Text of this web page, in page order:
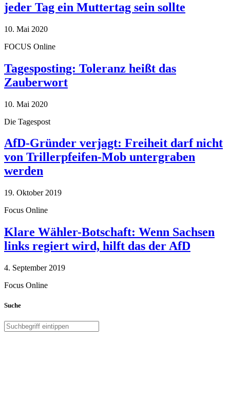
jeder Tag ein Muttertag sein sollte
10. Mai 2020
FOCUS Online
Tagesposting: Toleranz heißt das
Zauberwort
10. Mai 2020
Die Tagespost
AfD-Gründer verjagt: Freiheit darf nicht
von Trillerpfeifen-Mob untergraben
werden
19. Oktober 2019
Focus Online
Klare Wähler-Botschaft: Wenn Sachsen
links regiert wird, hilft das der AfD
4. September 2019
Focus Online
Suche